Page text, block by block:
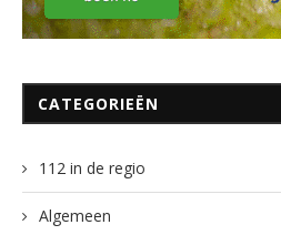
CATEGORIEËN
112 in de regio
Algemeen